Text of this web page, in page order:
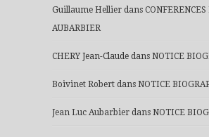
Guillaume Hellier dans
AUBARBIER
CHERY Jean-Claude dans NOTICE
Boivinet Robert dans NOTICE
Jean Luc Aubarbier dans NOTICE